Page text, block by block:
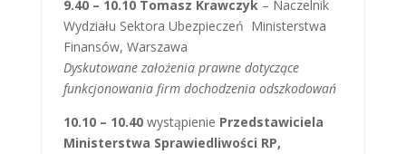
9.40 – 10.10 Tomasz Krawczyk – Naczelnik
Wydziału Sektora Ubezpieczeń Ministerstwa
Finansów, Warszawa
Dyskutowane założenia prawne dotyczące
funkcjonowania firm dochodzenia odszkodowań
10.10 – 10.40 wystąpienie Przedstawiciela
Ministerstwa Sprawiedliwości RP,